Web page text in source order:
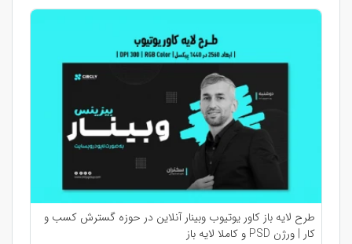
طرح لایه باز کاور یوتیوب وبینار آنلاین در حوزه گسترش کسب و
کار | ورژن PSD و کاملا لایه باز